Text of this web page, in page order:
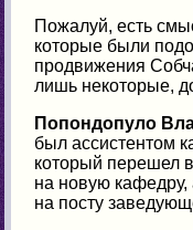
Пожалуй, есть
которые были
продвижения
лишь некоторые,
Попондопуло
был ассистентом
который перешел
на новую кафедру,
на посту